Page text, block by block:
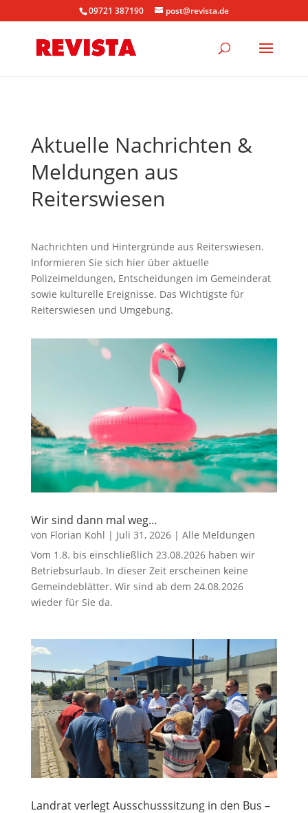
09721 387190 post@revista.de
Aktuelle Nachrichten &
Meldungen aus
Reiterswiesen
Nachrichten und Hintergründe aus Reiterswiesen.
Informieren Sie sich hier über aktuelle
Polizeimeldungen, Entscheidungen im Gemeinderat
sowie kulturelle Ereignisse. Das Wichtigste für
Reiterswiesen und Umgebung.
Wir sind dann mal weg…
von Florian Kohl | Juli 31, 2026| Alle Meldungen
Vom 1.8. bis einschließlich 23.08.2026 haben wir
Betriebsurlaub. In dieser Zeit erscheinen keine
Gemeindeblätter. Wir sind ab dem 24.08.2026
wieder für Sie da.
Landrat verlegt Ausschusssitzung in den Bus –